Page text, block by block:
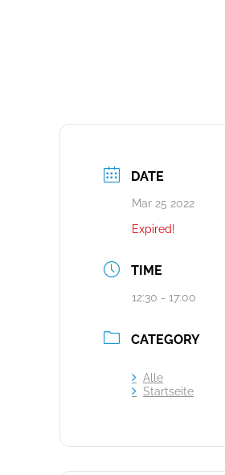
DATE
Mar 25 2022
Expired!
TIME
12:30 - 17:00
CATEGORY
Alle
Startseite